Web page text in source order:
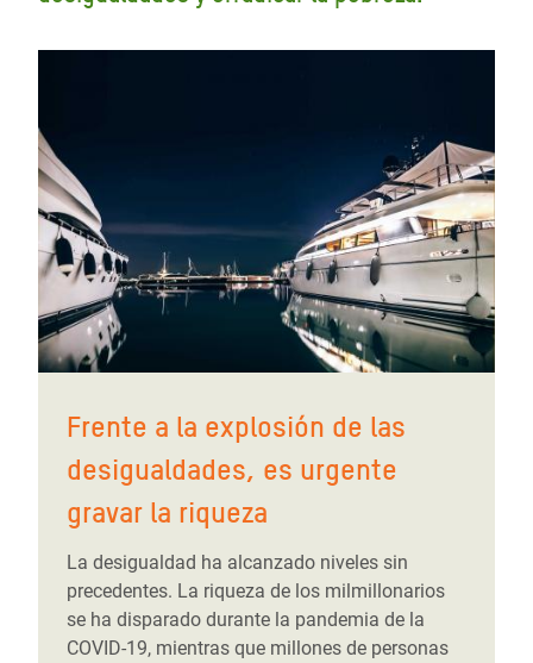
Frente a la explosión de las
desigualdades, es urgente
gravar la riqueza
La desigualdad ha alcanzado niveles sin
precedentes. La riqueza de los milmillonarios
se ha disparado durante la pandemia de la
COVID-19, mientras que millones de personas